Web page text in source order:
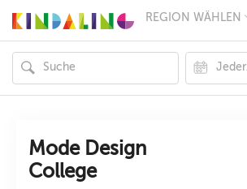
REGION WÄHLEN
MÜNCHEN
HAMBURG
FRANKFURT
KÖLN
Mode Design
College